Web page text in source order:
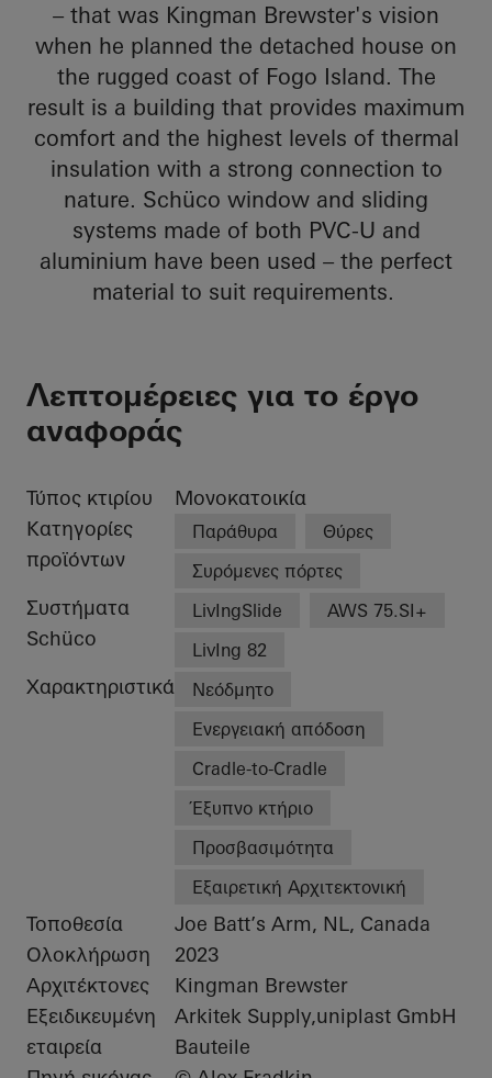
– that was Kingman Brewster's vision
when he planned the detached house on
the rugged coast of Fogo Island. The
result is a building that provides maximum
comfort and the highest levels of thermal
insulation with a strong connection to
nature. Schüco window and sliding
systems made of both PVC-U and
aluminium have been used – the perfect
material to suit requirements.
Λεπτομέρειες για το έργο
αναφοράς
Τύπος κτιρίου
Μονοκατοικία
Κατηγορίες
προϊόντων
Παράθυρα
Θύρες
Συρόμενες πόρτες
Συστήματα
Schüco
LivIngSlide
AWS 75.SI+
LivIng 82
Χαρακτηριστικά
Νεόδμητο
Ενεργειακή απόδοση
Cradle-to-Cradle
Έξυπνο κτήριο
Προσβασιμότητα
Εξαιρετική Αρχιτεκτονική
Τοποθεσία
Joe Batt’s Arm, NL, Canada
Ολοκλήρωση
2023
Αρχιτέκτονες
Kingman Brewster
Εξειδικευμένη
εταιρεία
Arkitek Supply,uniplast GmbH
Bauteile